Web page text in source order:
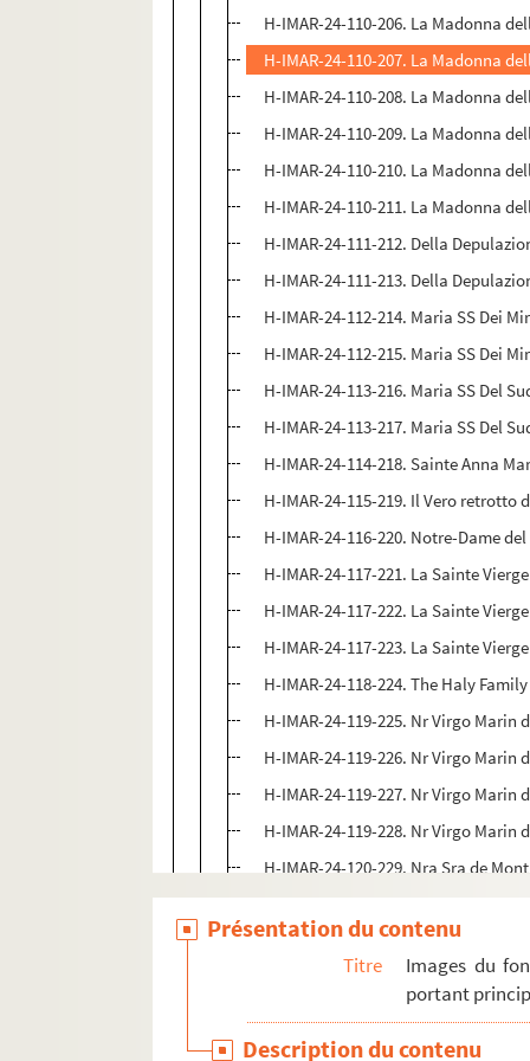
H-IMAR-24-110-206. La Madonna
H-IMAR-24-110-207. La Madonna
H-IMAR-24-110-208. La Madonna
H-IMAR-24-110-209. La Madonna
H-IMAR-24-110-210. La Madonna
H-IMAR-24-110-211. La Madonna
H-IMAR-24-111-212. Della
H-IMAR-24-111-213. Della
H-IMAR-24-112-214. Maria SS Dei
H-IMAR-24-112-215. Maria SS Dei
H-IMAR-24-113-216. Maria SS Del
H-IMAR-24-113-217. Maria SS Del
H-IMAR-24-114-218. Sainte Anna
H-IMAR-24-115-219. Il Vero retrotto
H-IMAR-24-116-220. Notre-Dame
H-IMAR-24-117-221. La Sainte
H-IMAR-24-117-222. La Sainte
H-IMAR-24-117-223. La Sainte
H-IMAR-24-118-224. The Haly
H-IMAR-24-119-225. Nr Virgo
H-IMAR-24-119-226. Nr Virgo
H-IMAR-24-119-227. Nr Virgo
H-IMAR-24-119-228. Nr Virgo
H-IMAR-24-120-229. Nra Sra de
H-IMAR-24-120-230. Nra Sra de
H-IMAR-24-121-231. La Vierge de
H-IMAR-24-122-232. Ici reposent
H-IMAR-24-123-234. Ici reposent
Présentation du contenu
Titre
Images du
portant
Description du contenu